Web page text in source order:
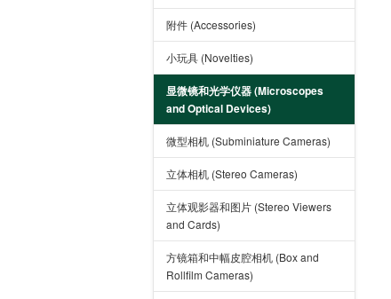
附件 (Accessories)
小玩具 (Novelties)
显微镜和光学仪器 (Microscopes
and Optical Devices)
微型相机 (Subminiature Cameras)
立体相机 (Stereo Cameras)
立体观影器和图片 (Stereo Viewers
and Cards)
方镜箱和中幅皮腔相机 (Box and
Rollfilm Cameras)